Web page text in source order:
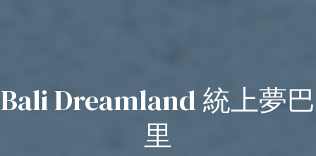
Bali Dreamland 統上夢巴
里